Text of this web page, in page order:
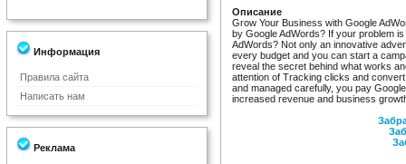
Информация
Правила сайта
Написать нам
Реклама
Описание
Grow Your Business with Google
by Google AdWords? If your problem
AdWords? Not only an innovative
every budget and you can start a
reveal the secret behind what works
attention of Tracking clicks and
and managed carefully, you pay
increased revenue and business